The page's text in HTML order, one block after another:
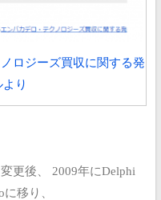
ロジーズ買収に関する発
り
更後、
2009年にDelphi
移り、